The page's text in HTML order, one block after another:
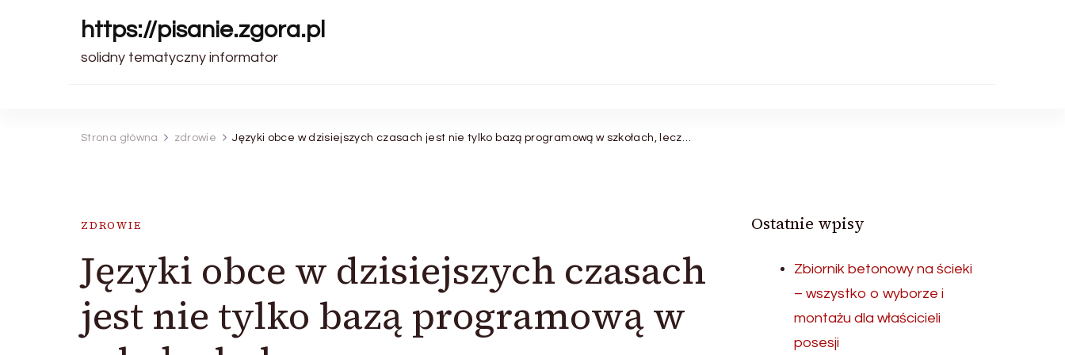
https://pisanie.zgora.pl
solidny tematyczny informator
Strona główna zdrowie Języki obce w dzisiejszych czasach jest nie tylko bazą programową w szkołach, lecz…
ZDROWIE
Języki obce w dzisiejszych czasach
jest nie tylko bazą programową w
Ostatnie wpisy
Zbiornik betonowy na ścieki
– wszystko o wyborze i
montażu dla właścicieli
posesji